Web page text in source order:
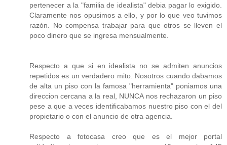
pertenecer a la "familia de idealista" debia pagar lo exigido.
Claramente nos opusimos a ello, y por lo que veo tuvimos
razón. No compensa trabajar para que otros se lleven el
poco dinero que se ingresa mensualmente.
Respecto a que si en idealista no se admiten anuncios
repetidos es un verdadero mito. Nosotros cuando dabamos
de alta un piso con la famosa "herramienta" poniamos una
direccion cercana a la real, NUNCA nos rechazaron un piso
pese a que a veces identificabamos nuestro piso con el del
propietario o con el anuncio de otra agencia.
Respecto a fotocasa creo que es el mejor portal